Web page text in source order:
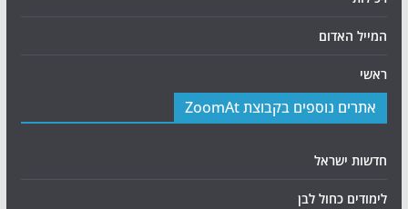
המייל האדום
ראשי
אתרים נוספים בקבוצת ZoomAt
חדשות ישראל
לימודים כחול לבן